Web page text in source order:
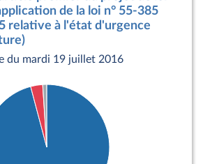
de la loi n° 55-385
relative à l'état d'urgence
du mardi 19 juillet 2016